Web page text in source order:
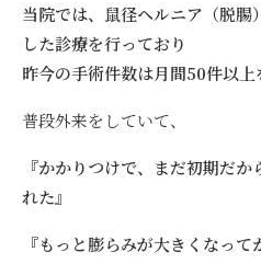
当院では、鼠径ヘルニア（脱
した診療を行っており
昨今の手術件数は月間50件以上
普段外来をしていて、
『かかりつけで、まだ初期だ
れた』
『もっと膨らみが大きくなって